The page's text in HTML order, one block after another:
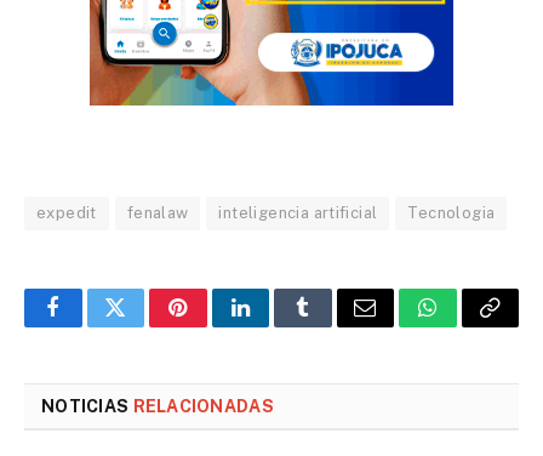
expedit fenalaw inteligencia artificial Tecnologia
FacebookTwitterPinterestLinkedInTumblrEmail WhatsApp
Copy
NOTICIAS RELACIONADAS